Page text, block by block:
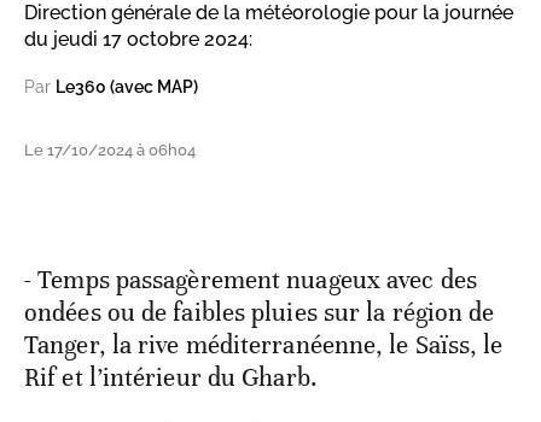
Direction générale de la météorologie pour la journée
du jeudi 17 octobre 2024:
Par Le360 (avec MAP)
Le 17/10/2024 à 06h04
- Temps passagèrement nuageux avec des
ondées ou de faibles pluies sur la région de
Tanger, la rive méditerranéenne, le Saïss, le
Rif et l’intérieur du Gharb.